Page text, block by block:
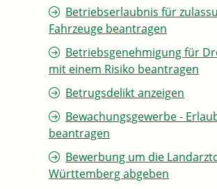
Betriebserlaubnis für
Fahrzeuge beantragen
Betriebsgenehmigung für
mit einem Risiko beantragen
Betrugsdelikt anzeigen
Bewachungsgewerbe -
beantragen
Bewerbung um die
Württemberg abgeben